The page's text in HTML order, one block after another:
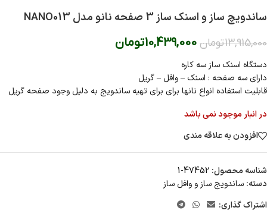
ساندویچ ساز و اسنک ساز 3 صفحه نانو مدل NANO013
13,915,000تومان 10,439,000تومان
دستگاه اسنک ساز سه کاره
دارای سه صفحه : اسنک – وافل – گریل
قابلیت استفاده انواع نانها برای برای تهیه ساندویج به دلیل وجود صفحه گریل
در انبار موجود نمی باشد
افزودن به علاقه مندی
شناسه محصول: 47452-1
دسته: ساندویج ساز و وافل ساز
اشتراک گذاری: